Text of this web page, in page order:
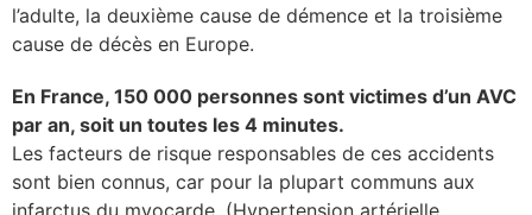
l’adulte, la deuxième cause de démence et la troisième
cause de décès en Europe.
En France, 150 000 personnes sont victimes d’un AVC
par an, soit un toutes les 4 minutes.
Les facteurs de risque responsables de ces accidents
sont bien connus, car pour la plupart communs aux
infarctus du myocarde, (Hypertension artérielle,